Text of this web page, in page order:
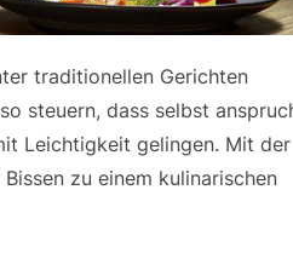
traditionellen Gerichten
steuern, dass selbst
Leichtigkeit gelingen. Mit der
zu einem kulinarischen